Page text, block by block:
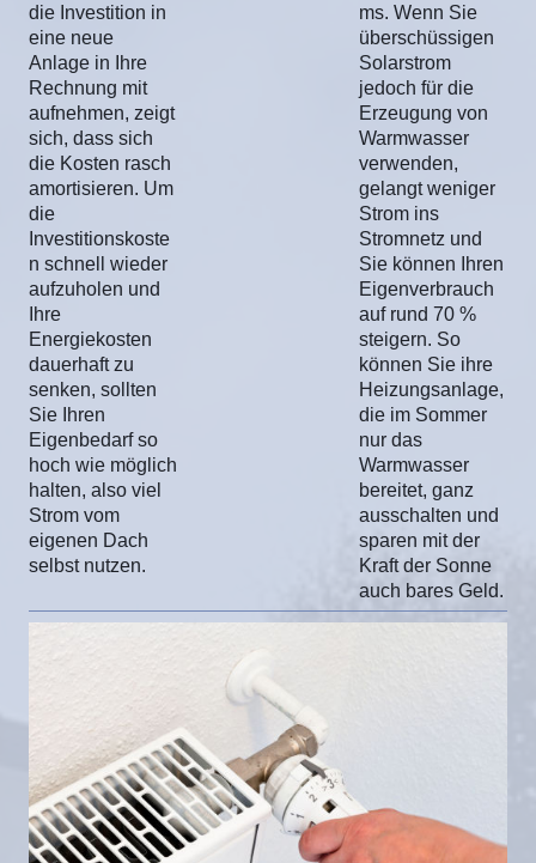
die Investition in
eine neue
Anlage in Ihre
Rechnung mit
aufnehmen, zeigt
sich, dass sich
die Kosten rasch
amortisieren. Um
die
Investitionskoste
n schnell wieder
aufzuholen und
Ihre
Energiekosten
dauerhaft zu
senken, sollten
Sie Ihren
Eigenbedarf so
hoch wie möglich
halten, also viel
Strom vom
eigenen Dach
selbst nutzen.
ms. Wenn Sie
überschüssigen
Solarstrom
jedoch für die
Erzeugung von
Warmwasser
verwenden,
gelangt weniger
Strom ins
Stromnetz und
Sie können Ihren
Eigenverbrauch
auf rund 70 %
steigern. So
können Sie ihre
Heizungsanlage,
die im Sommer
nur das
Warmwasser
bereitet, ganz
ausschalten und
sparen mit der
Kraft der Sonne
auch bares Geld.